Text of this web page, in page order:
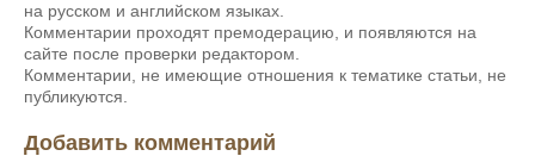
на русском и английском языках.
Комментарии проходят премодерацию, и появляются на
сайте после проверки редактором.
Комментарии, не имеющие отношения к тематике статьи, не
публикуются.
Добавить комментарий